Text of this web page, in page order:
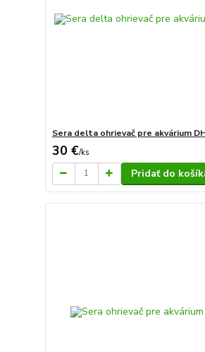
Sera delta ohrievač pre akvárium
30 €/ks
Pridať do